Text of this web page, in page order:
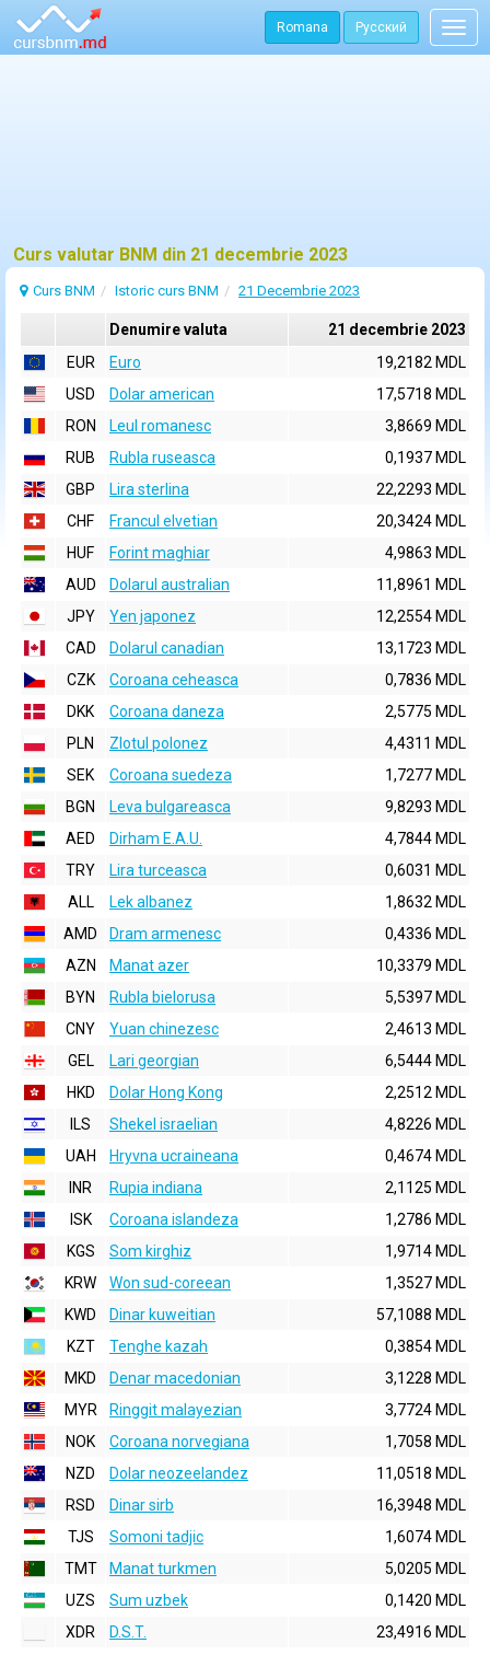
Romana Русский
Curs valutar BNM din 21 decembrie 2023
Curs BNM Istoric curs BNM 21 Decembrie 2023
Denumire valuta
21 decembrie 2023
EUR
Euro
19,2182 MDL
USD
Dolar american
17,5718 MDL
RON
Leul romanesc
3,8669 MDL
RUB
Rubla ruseasca
0,1937 MDL
GBP
Lira sterlina
22,2293 MDL
CHF
Francul elvetian
20,3424 MDL
HUF
Forint maghiar
4,9863 MDL
AUD
Dolarul australian
11,8961 MDL
JPY
Yen japonez
12,2554 MDL
CAD
Dolarul canadian
13,1723 MDL
CZK
Coroana ceheasca
0,7836 MDL
DKK
Coroana daneza
2,5775 MDL
PLN
Zlotul polonez
4,4311 MDL
SEK
Coroana suedeza
1,7277 MDL
BGN
Leva bulgareasca
9,8293 MDL
AED
Dirham E.A.U.
4,7844 MDL
TRY
Lira turceasca
0,6031 MDL
ALL
Lek albanez
1,8632 MDL
AMD
Dram armenesc
0,4336 MDL
AZN
Manat azer
10,3379 MDL
BYN
Rubla bielorusa
5,5397 MDL
CNY
Yuan chinezesc
2,4613 MDL
GEL
Lari georgian
6,5444 MDL
HKD
Dolar Hong Kong
2,2512 MDL
ILS
Shekel israelian
4,8226 MDL
UAH
Hryvna ucraineana
0,4674 MDL
INR
Rupia indiana
2,1125 MDL
ISK
Coroana islandeza
1,2786 MDL
KGS
Som kirghiz
1,9714 MDL
KRW
Won sud-coreean
1,3527 MDL
KWD
Dinar kuweitian
57,1088 MDL
KZT
Tenghe kazah
0,3854 MDL
MKD
Denar macedonian
3,1228 MDL
MYR
Ringgit malayezian
3,7724 MDL
NOK
Coroana norvegiana
1,7058 MDL
NZD
Dolar neozeelandez
11,0518 MDL
RSD
Dinar sirb
16,3948 MDL
TJS
Somoni tadjic
1,6074 MDL
TMT
Manat turkmen
5,0205 MDL
UZS
Sum uzbek
0,1420 MDL
XDR
D.S.T. 23,4916 MDL